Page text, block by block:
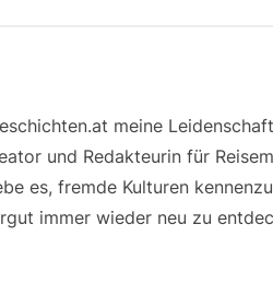
meine
und Redakteurin für
es, fremde Kulturen
immer wieder neu zu